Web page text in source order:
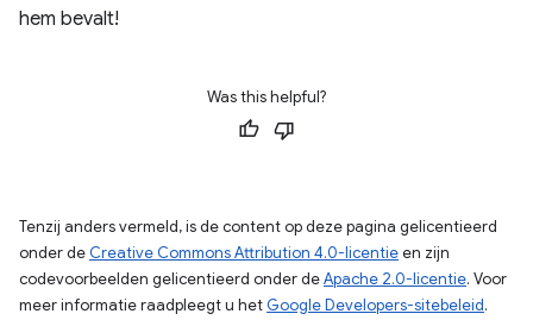
hem bevalt!
Was this helpful?
Tenzij anders vermeld, is de content op deze pagina gelicentieerd
onder de Creative Commons Attribution 4.0-licentieen zijn
codevoorbeelden gelicentieerd onder deApache 2.0-licentie. Voor
meer informatie raadpleegt u het Google Developers-sitebeleid.